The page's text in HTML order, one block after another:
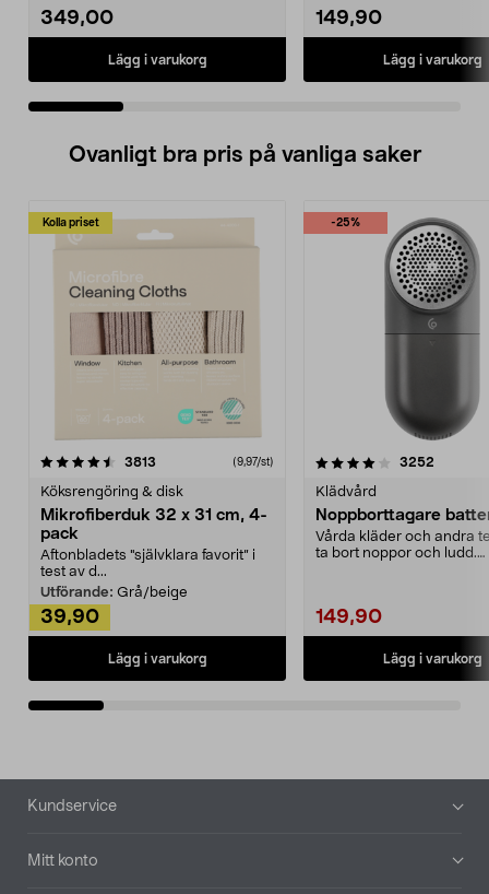
349,00
Lägg i varukorg
149,90
Lägg i varukorg
Ovanligt bra pris på vanliga saker
Kolla priset
3813 (9,97/st)
Köksrengöring & disk
Mikrofiberduk 32 x 31 cm, 4-
pack
Aftonbladets "självklara favorit” i
test av d...
Utförande: Grå/beige
39,90
Lägg i varukorg
-25%
4.0av 5 stjärnor 3252
Klädvård
Noppborttagare
Vårda kläder och andra
ta bort noppor och ludd.
149,90
Lägg i varukorg
4.5av 5 stjärnor
Sidfot
Kundservice
Mitt konto